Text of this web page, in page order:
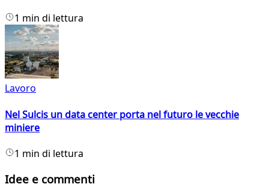
1 min di lettura
Lavoro
Nel Sulcis un data center porta nel futuro le vecchie
miniere
1 min di lettura
Idee e commenti